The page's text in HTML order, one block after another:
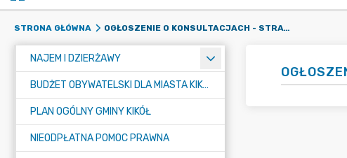
STRONA GŁÓWNA OGŁOSZENIE O KONSULTACJACH - STRATEGIA
NAJEM I DZIERŻAWY
BUDŻET OBYWATELSKI DLA MIASTA KIKÓŁ
PLAN OGÓLNY GMINY KIKÓŁ
NIEODPŁATNA POMOC PRAWNA